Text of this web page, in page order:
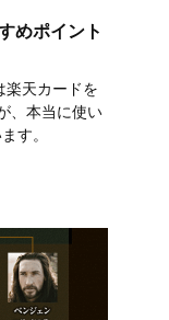
めポイント
楽天カードを
、本当に使い
す。